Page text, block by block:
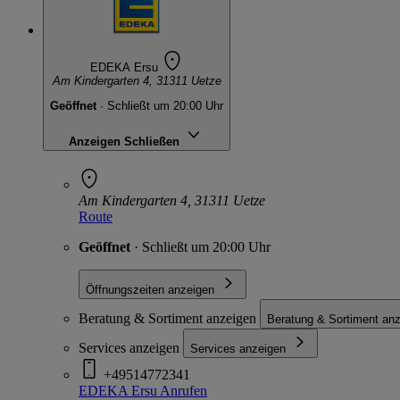
EDEKA Ersu
Am Kindergarten 4, 31311 Uetze
Geöffnet · Schließt um 20:00 Uhr
Anzeigen Schließen
Am Kindergarten 4, 31311 Uetze
Route
Geöffnet · Schließt um 20:00 Uhr
Öffnungszeiten anzeigen
Beratung & Sortiment anzeigen Beratung & Sortiment
Services anzeigen Services anzeigen
+49514772341
EDEKA Ersu Anrufen